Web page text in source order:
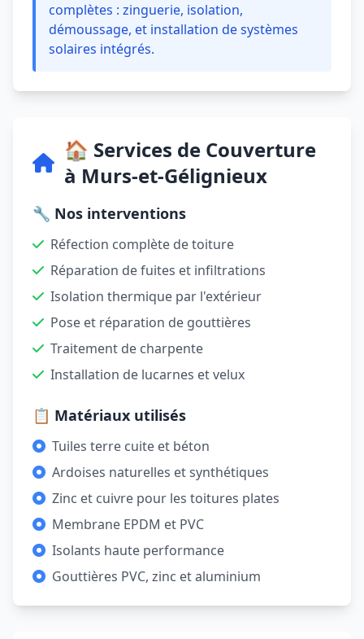
complètes : zinguerie, isolation,
démoussage, et installation de systèmes
solaires intégrés.
🏠 Services de Couverture
à Murs-et-Gélignieux
🔧 Nos interventions
Réfection complète de toiture
Réparation de fuites et infiltrations
Isolation thermique par l'extérieur
Pose et réparation de gouttières
Traitement de charpente
Installation de lucarnes et velux
📋 Matériaux utilisés
Tuiles terre cuite et béton
Ardoises naturelles et synthétiques
Zinc et cuivre pour les toitures plates
Membrane EPDM et PVC
Isolants haute performance
Gouttières PVC, zinc et aluminium